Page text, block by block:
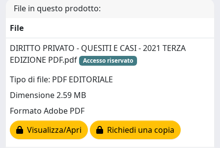
File in questo prodotto:
File
DIRITTO PRIVATO - QUESITI E CASI - 2021 TERZA
EDIZIONE PDF.pdf
Accesso riservato
Tipo di file: PDF EDITORIALE
Dimensione 2.59 MB
Formato Adobe PDF
Visualizza/Apri
Richiedi una copia